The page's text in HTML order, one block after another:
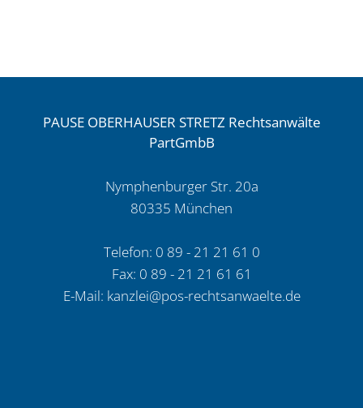
Bauliche
anlässlich
des
Erwerbs
vom
2025
PAUSE OBERHAUSER STRETZ Rechtsanwälte
PartGmbB
Nymphenburger Str. 20a
80335 München
Telefon: 0 89 - 21 21 61 0
Fax: 0 89 - 21 21 61 61
E-Mail: kanzlei@pos-rechtsanwaelte.de